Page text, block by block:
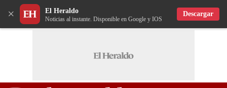
× El Heraldo
Noticias al instante. Disponible en Google y IOS
Descargar